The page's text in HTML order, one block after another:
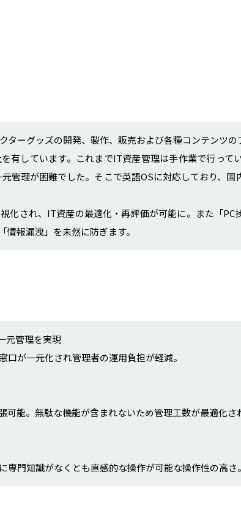
ターグッズの開発、製作、販売および各種コンテンツ
有しています。これまでIT資産管理は手作業で行っ
管理が困難でした。そこで英語OSに対応しており、
化され、IT資産の最適化・再評価が可能に。また「
報漏洩」を未然に防ぎます。
元管理を実現
が一元化され管理者の運用負担が軽減。
可能。無駄な機能が含まれないため管理工数が最適化
専門知識がなくとも直感的な操作が可能な操作性の高さ